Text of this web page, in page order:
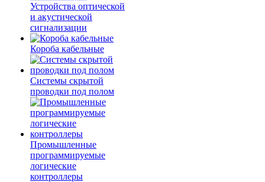
Устройства оптической
и акустической
сигнализации
Короба кабельные
Системы скрытой
проводки под полом
Промышленные
программируемые
логические
контроллеры